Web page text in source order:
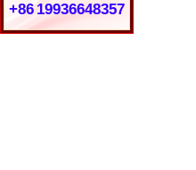
+86 19936648357